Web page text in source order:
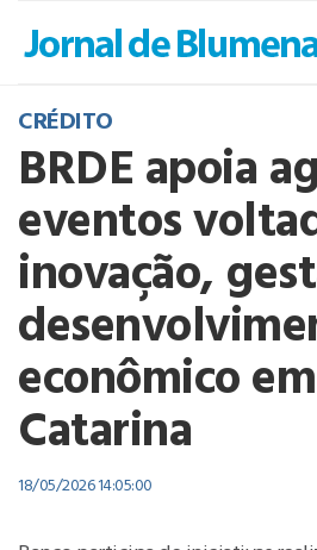
CRÉDITO
BRDE apoia
eventos
inovação,
econômico
Catarina
18/05/2026 14:05:00